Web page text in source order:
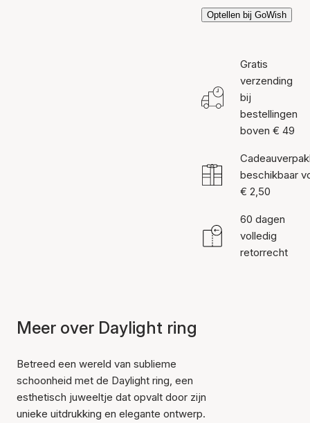
Optellen bij GoWish
Gratis
verzending
bij
bestellingen
boven € 49
beschikbaar
€ 2,50
60 dagen
volledig
retorrecht
Meer over Daylight ring
Betreed een wereld van sublieme
schoonheid met de Daylight ring, een
esthetisch juweeltje dat opvalt door zijn
unieke uitdrukking en elegante ontwerp.